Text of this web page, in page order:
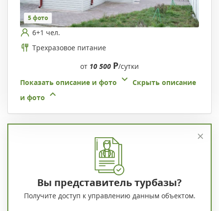
5 фото
6+1 чел.
Трехразовое питание
от 10 500 Р/сутки
Показать описание и фото
Скрыть описание
и фото
Вы представитель турбазы?
Получите доступ к управлению данным объектом.